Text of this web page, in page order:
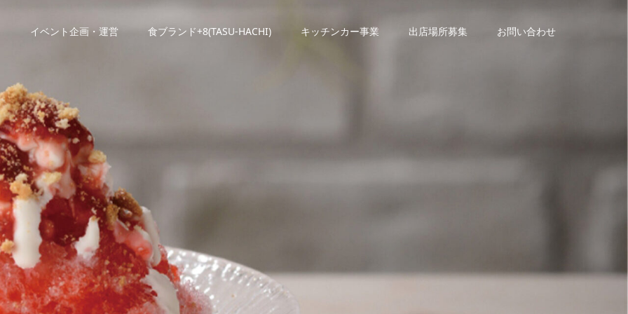
イベント企画・運営 食ブランド+8(TASU-HACHI) キッチンカー事業 出店場所募集 お問い合わせ